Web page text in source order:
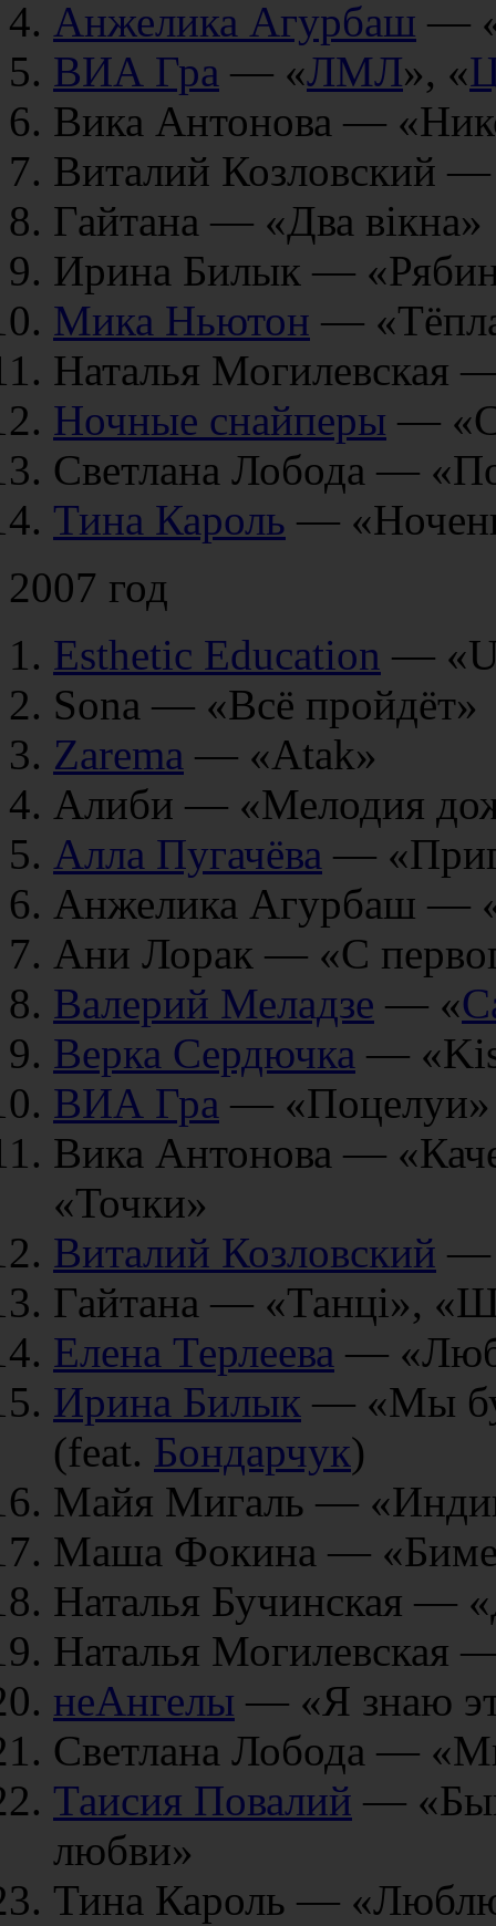
Анжелика Агурбаш —
ВИА Гра — «ЛМЛ», «
Вика Антонова —
Виталий Козловский
Гайтана — «Два вікна»
Ирина Билык —
Мика Ньютон —
Наталья Могилевская
Ночные снайперы —
Светлана Лобода —
Тина Кароль —
2007 год
Esthetic Education —
Sona — «Всё пройдёт»
Zarema — «Atak»
Алиби — «Мелодия
Алла Пугачёва —
Анжелика Агурбаш —
Ани Лорак — «С
Валерий Меладзе — «
Верка Сердючка —
ВИА Гра — «Поцелуи»
Вика Антонова —
«Точки»
Виталий Козловский —
Гайтана — «Танці»,
Елена Терлеева —
Ирина Билык — «Мы
(feat. Бондарчук)
Майя Мигаль —
Маша Фокина —
Наталья Бучинская —
Наталья Могилевская
неАнгелы — «Я знаю
Светлана Лобода —
Таисия Повалий —
любви»
Тина Кароль —